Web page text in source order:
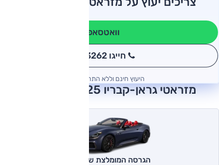
וואטסאפ
חייגו 3262
היעוץ חינם וללא התחייבות
מזראטי גראן-קבריו 2025 חוות דעת
הגרסה המומלצת של אוטו